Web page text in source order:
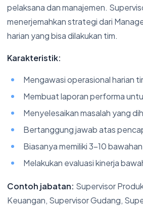
pelaksana dan manajemen.
menerjemahkan strategi dari
harian yang bisa dilakukan tim.
Karakteristik:
Mengawasi operasional harian
Membuat laporan performa
Menyelesaikan masalah yang
Bertanggung jawab atas
Biasanya memiliki 3-10 bawahan
Melakukan evaluasi kinerja
Contoh jabatan: Supervisor
Keuangan, Supervisor Gudang,